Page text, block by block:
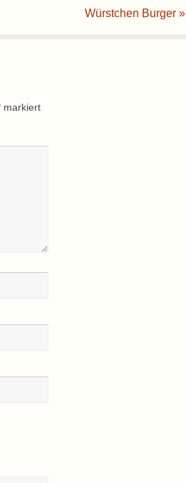
Würstchen Burger »
markiert